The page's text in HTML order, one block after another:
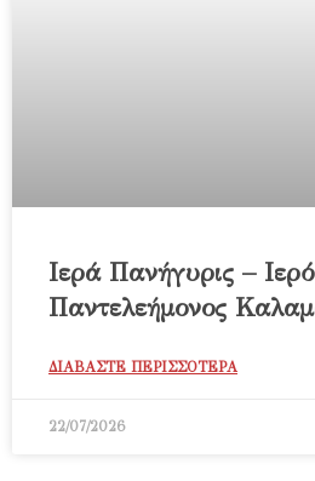
Ιερά Πανήγυρις –
Παντελεήμονος
ΔΙΑΒΑΣΤΕ ΠΕΡΙΣΣΟΤΕΡΑ
22/07/2026